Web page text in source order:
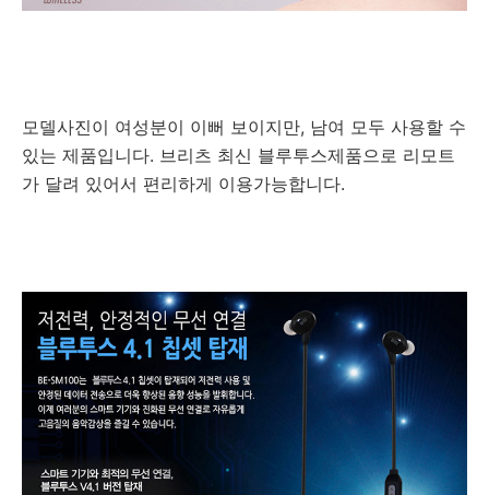
모델사진이 여성분이 이뻐 보이지만, 남여 모두 사용할 수
있는 제품입니다. 브리츠 최신 블루투스제품으로 리모트
가 달려 있어서 편리하게 이용가능합니다.